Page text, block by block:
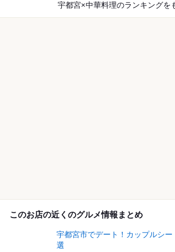
宇都宮×中華料理のランキングを
このお店の近くのグルメ情報まとめ
宇都宮市でデート！カップルシ
選